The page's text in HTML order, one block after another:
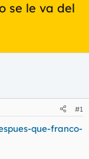
se le va del
#1
que-franco-